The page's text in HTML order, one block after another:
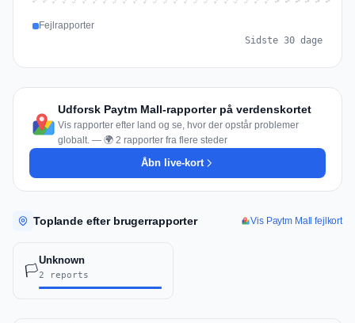
Fejlrapporter
Sidste 30 dage
Udforsk Paytm Mall-rapporter på verdenskortet
Vis rapporter efter land og se, hvor der opstår problemer
globalt. — 🌍 2 rapporter fra flere steder
Åbn live-kort
Toplande efter brugerrapporter Vis Paytm Mall fejlkort
🏳️
Unknown
2 reports